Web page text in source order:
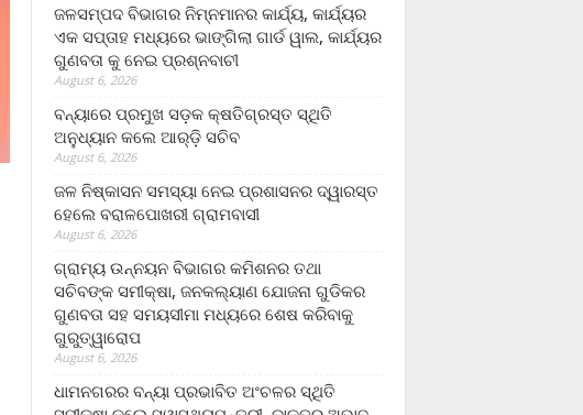
ଜଳସମ୍ପଦ ବିଭାଗର ନିମ୍ନମାନର କାର୍ଯ୍ୟ, କାର୍ଯ୍ୟର
ଏକ ସପ୍ତାହ ମଧ୍ୟରେ ଭାଙ୍ଗିଲା ଗାର୍ଡ ୱାଲ, କାର୍ଯ୍ୟର
ଗୁଣବତା କୁ ନେଇ ପ୍ରଶ୍ନବାଚୀ
August 6, 2026
ବନ୍ୟାରେ ପ୍ରମୁଖ ସଡ଼କ କ୍ଷତିଗ୍ରସ୍ତ ସ୍ଥିତି
ଅନୁଧ୍ୟାନ କଲେ ଆର୍‌ଡ଼ି ସଚିବ
August 6, 2026
ଜଳ ନିଷ୍କାସନ ସମସ୍ୟା ନେଇ ପ୍ରଶାସନର ଦ୍ୱାରସ୍ତ
ହେଲେ ବରାଳପୋଖରୀ ଗ୍ରାମବାସୀ
August 6, 2026
ଗ୍ରାମ୍ୟ ଉନ୍ନୟନ ବିଭାଗର କମିଶନର ତଥା
ସଚିବଙ୍କ ସମୀକ୍ଷା, ଜନକଲ୍ୟାଣ ଯୋଜନା ଗୁଡିକର
ଗୁଣବତା ସହ ସମୟସୀମା ମଧ୍ୟରେ ଶେଷ କରିବାକୁ
ଗୁରୁତ୍ୱାରୋପ
August 6, 2026
ଧାମନଗରର ବନ୍ୟା ପ୍ରଭାବିତ ଅଂଚଳର ସ୍ଥିତି